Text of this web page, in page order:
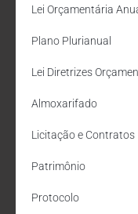
Lei Orçamentária
Plano Plurianual
Lei Diretrizes
Almoxarifado
Licitação e Contratos
Patrimônio
Protocolo